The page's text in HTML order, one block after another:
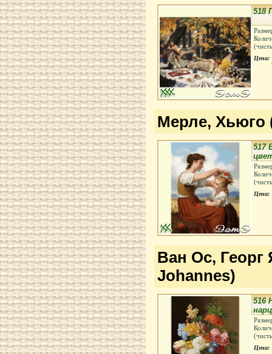
518
Цена:
Мерле, Хьюго
517
Цена:
Ван Ос, Георг
Johannes)
516
Цена: